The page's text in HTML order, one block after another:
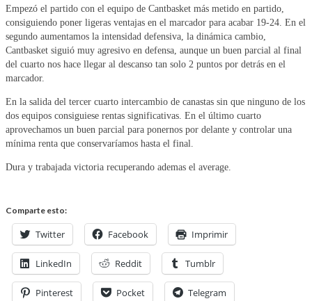
Empezó el partido con el equipo de Cantbasket más metido en partido,
consiguiendo poner ligeras ventajas en el marcador para acabar 19-24. En el
segundo aumentamos la intensidad defensiva, la dinámica cambio,
Cantbasket siguió muy agresivo en defensa, aunque un buen parcial al final
del cuarto nos hace llegar al descanso tan solo 2 puntos por detrás en el
marcador.
En la salida del tercer cuarto intercambio de canastas sin que ninguno de los
dos equipos consiguiese rentas significativas. En el último cuarto
aprovechamos un buen parcial para ponernos por delante y controlar una
mínima renta que conservaríamos hasta el final.
Dura y trabajada victoria recuperando ademas el average.
Comparte esto:
Twitter Facebook Imprimir
LinkedIn Reddit Tumblr
Pinterest Pocket Telegram